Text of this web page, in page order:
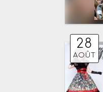
28
AOÛT